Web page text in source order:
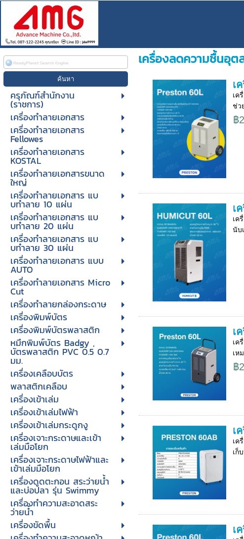
ครุภัณฑ์สำนักงาน
(ราชการ)
เครื่องทำลายเอกสาร
เครื่องทำลายเอกสาร
Fellowes
เครื่องทำลายเอกสาร
KOSTAL
เครื่องทำลายเอกสารขนาด
ใหญ่
เครื่องทําลายเอกสาร แบ
บทําลาย 10 แผ่น
เครื่องทําลายเอกสาร แบ
บทําลาย 20 แผ่น
เครื่องทําลายเอกสาร แบ
บทําลาย 30 แผ่น
เครื่องทำลายเอกสาร แบบ
AUTO
เครื่องทำลายเอกสาร Micro
Cut
เครื่องทำลายกล่องกระดาษ
เครื่องพิมพ์บัตร
เครื่องพิมพ์บัตรพลาสติก
หมึกพิมพ์บัตร Badgy ,
บัตรพลาสติก PVC 0.5 0.7
มม.
เครื่องเคลือบบัตร
พลาสติกเคลือบ
เครื่องเข้าเล่ม
เครื่องเข้าเล่มไฟฟ้า
เครื่องเข้าเล่มกระดูกงู
เครื่องเจาะกระดาษและเข้า
เล่มมือโยก
เครื่องเจาะกระดาษไฟฟ้าและ
เข้าเล่มมือโยก
เครื่องดูดตะกอน สระว่ายน้ำ
และบ่อปลา รุ่น Swimmy
เครื่องทำความสะอาดสระ
ว่ายน้ำ
เครื่องขัดพื้น
เครื่องลดความชื้นอุ
เ
เค
ช่ว
฿
เ
เค
นับ
เ
เค
เห
฿
เ
เค
เก็
เ